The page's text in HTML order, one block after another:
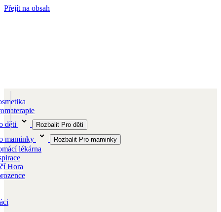
Přejít na obsah
děti
Rozbalit Pro děti
maminky Rozbalit Pro maminky
lékárna
Hora